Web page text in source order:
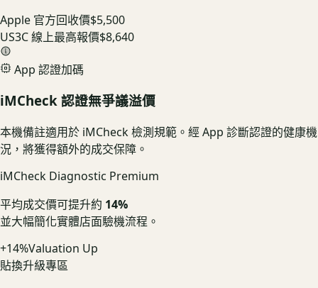
Apple 官方回收價$5,500
US3C 線上最高報價$8,640
App 認證加碼
iMCheck 認證無爭議溢價
本機備註適用於 iMCheck 檢測規範。經 App 診斷認證的健康機
況，將獲得額外的成交保障。
iMCheck Diagnostic Premium
平均成交價可提升約 14%
並大幅簡化實體店面驗機流程。
+14%Valuation Up
貼換升級專區